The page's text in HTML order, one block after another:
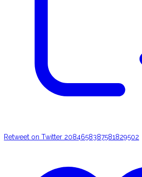
Retweet on Twitter 2084658387581829502